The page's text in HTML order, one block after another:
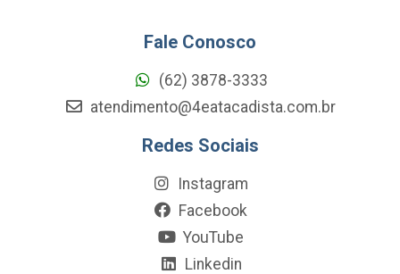
Fale Conosco
(62) 3878-3333
atendimento@4eatacadista.com.br
Redes Sociais
Instagram
Facebook
YouTube
Linkedin